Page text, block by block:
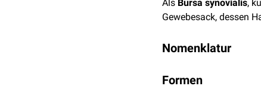
Als Bursa synovialis,
Gewebesack, dessen
Nomenklatur
akzessorische
Formen